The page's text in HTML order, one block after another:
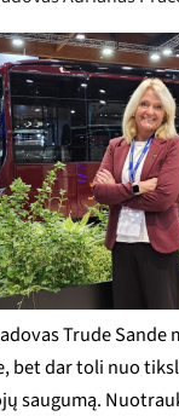
dalyvauja
be kita ko,
transporto
Jon-Ivar
eismo
rodo,
sparčiai
Dalyvavimas
su žinių
kad
Trude Sande
bet dar toli nuo
saugumą.